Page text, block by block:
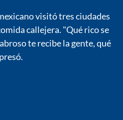
visitó tres ciudades
callejera. "Qué rico se
te recibe la gente, qué